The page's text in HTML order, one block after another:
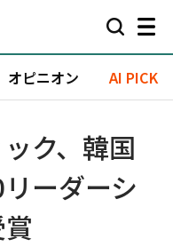
オピニオン AI PICK
ク、韓国
ーダーシ